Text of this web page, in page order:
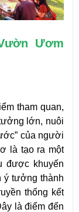
Ươm
tham quan,
lớn, nuôi
của người
là tạo ra một
được khuyến
ý tưởng thành
thống kết
là điểm đến